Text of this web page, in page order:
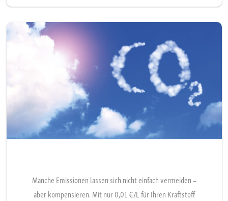
Manche Emissionen lassen sich nicht einfach vermeiden –
aber kompensieren. Mit nur 0,01 €/L für Ihren Kraftstoff